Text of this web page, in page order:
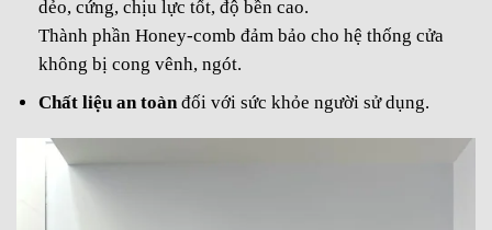
dẻo, cứng, chịu lực tốt, độ bền cao.
Thành phần Honey-comb đảm bảo cho hệ thống cửa
không bị cong vênh, ngót.
Chất liệu an toànđối với sức khỏe người sử dụng.